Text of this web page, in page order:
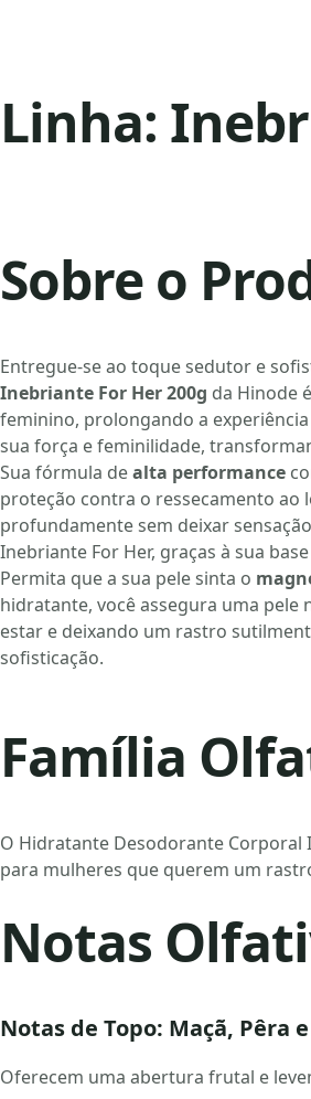
Linha:
Sobre o
Entregue-se ao toque sedutor e
Inebriante For Her 200g da Hinode
feminino, prolongando a
sua força e feminilidade,
Sua fórmula dealta performance
proteção contra o ressecamento ao
profundamente sem deixar
Inebriante For Her, graças à sua
Permita que a sua pele sinta o
hidratante, você assegura uma pele
estar e deixando um rastro
sofisticação.
Família
O Hidratante Desodorante Corporal
para mulheres que querem um
Notas
Notas de Topo: Maçã, Pêra
Oferecem uma abertura frutal e